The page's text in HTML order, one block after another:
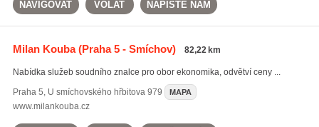
NAVIGOVAT VOLAT NAPIŠTE NÁM
Milan Kouba(Praha 5 - Smíchov) 82,22 km
Nabídka služeb soudního znalce pro obor ekonomika, odvětví ceny ...
Praha 5, U smíchovského hřbitova 979 MAPA
www.milankouba.cz